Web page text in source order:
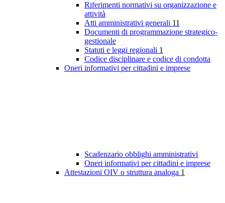
Riferimenti normativi su organizzazione e
attività
Atti amministrativi generali 11
Documenti di programmazione strategico-
gestionale
Statuti e leggi regionali 1
Codice disciplinare e codice di condotta
Oneri informativi per cittadini e imprese
Scadenzario obblighi amministrativi
Oneri informativi per cittadini e imprese
Attestazioni OIV o struttura analoga 1